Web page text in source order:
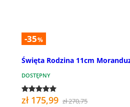
-35%
Święta Rodzina 11cm
DOSTĘPNY
zł 175,99 zł 270,75